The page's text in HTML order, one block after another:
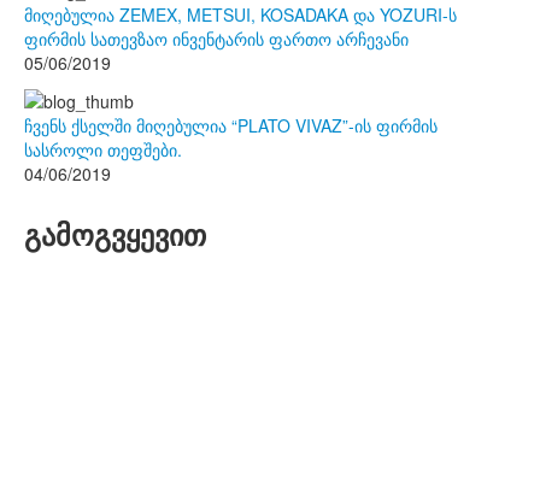
მიღებულია ZEMEX, METSUI, KOSADAKA და YOZURI-ს
ფირმის სათევზაო ინვენტარის ფართო არჩევანი
05/06/2019
ჩვენს ქსელში მიღებულია “PLATO VIVAZ”-ის ფირმის
სასროლი თეფშები.
04/06/2019
გამოგვყევით